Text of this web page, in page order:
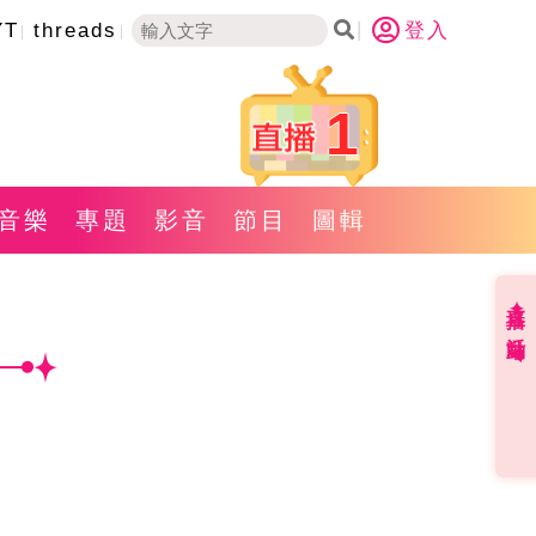
threads 登入
1
樂 專題 影音 節目 圖輯
直播✦活動